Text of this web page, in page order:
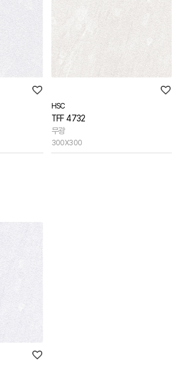
HSC
TFF 4732
무광
300X300